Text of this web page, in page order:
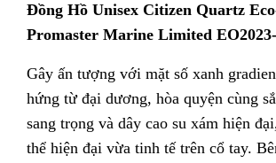
Đồng Hồ Unisex Citizen Quartz
Promaster Marine Limited
Gây ấn tượng với mặt số xanh
hứng từ đại dương, hòa quyện cùng
sang trọng và dây cao su xám hiện
thể hiện đại vừa tinh tế trên cổ tay.